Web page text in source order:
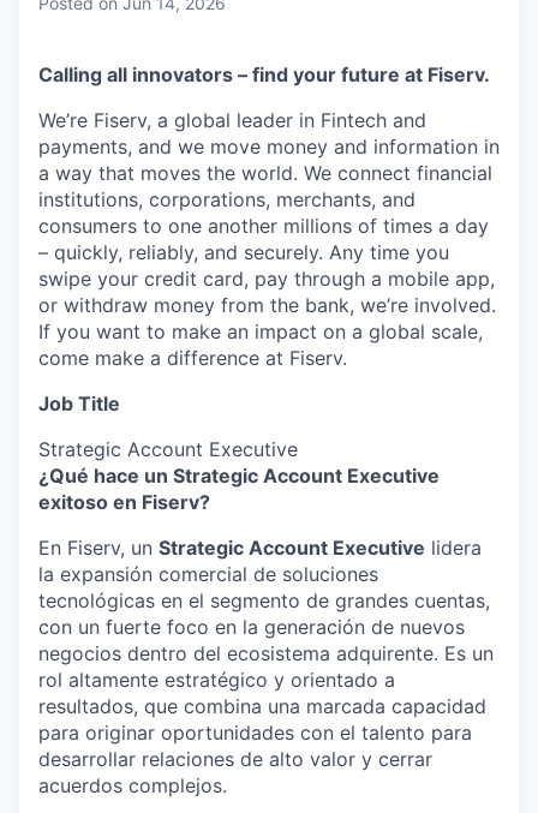
Calling all innovators – find your future at Fiserv.
We’re Fiserv, a global leader in Fintech and
payments, and we move money and information in
a way that moves the world. We connect financial
institutions, corporations, merchants, and
consumers to one another millions of times a day
– quickly, reliably, and securely. Any time you
swipe your credit card, pay through a mobile app,
or withdraw money from the bank, we’re involved.
If you want to make an impact on a global scale,
come make a difference at Fiserv.
Job Title
Strategic Account Executive
¿Qué hace un Strategic Account Executive
exitoso en Fiserv?
En Fiserv, un Strategic Account Executive lidera
la expansión comercial de soluciones
tecnológicas en el segmento de grandes cuentas,
con un fuerte foco en la generación de nuevos
negocios dentro del ecosistema adquirente. Es un
rol altamente estratégico y orientado a
resultados, que combina una marcada capacidad
para originar oportunidades con el talento para
desarrollar relaciones de alto valor y cerrar
acuerdos complejos.